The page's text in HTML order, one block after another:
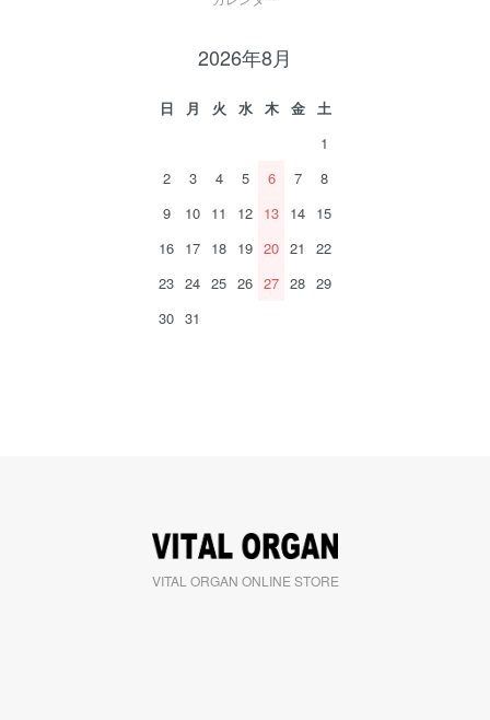
2026年8月
日 月 火 水 木 金
土
1
2
3 4 5 6 7
8
9
10 11 12 13 14 15
16 17 18 19 20 21
22
23 24 25 26 27 28 29
30 31
VITAL ORGAN ONLINE STORE